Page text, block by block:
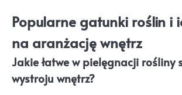
Popularne gatunki roślin i
na aranżację wnętrz
Jakie łatwe w pielęgnacji rośliny
wystroju wnętrz?